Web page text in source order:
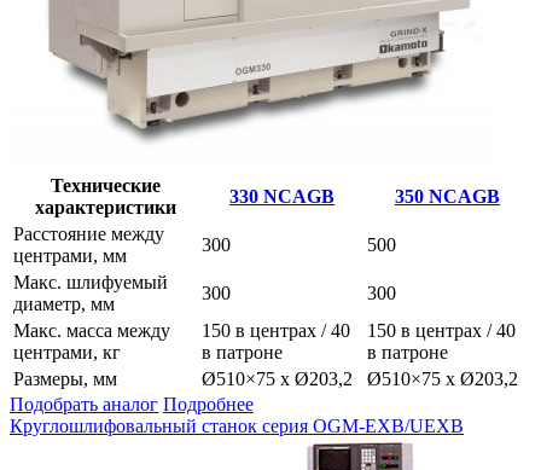
Технические
характеристики
330 NCAGB
350 NCAGB
Расстояние между
центрами, мм
300
500
Макс. шлифуемый
диаметр, мм
300
300
Макс. масса между
центрами, кг
150 в центрах / 40
в патроне
150 в центрах / 40
в патроне
Размеры, мм
Ø510×75 x Ø203,2
Ø510×75 x Ø203,2
Подобрать аналог Подробнее
Круглошлифовальный станок серия OGM-EXB/UEXB